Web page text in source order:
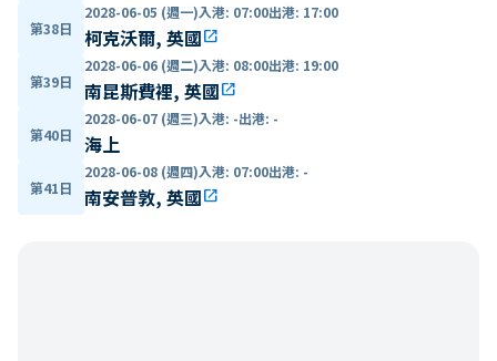
第38日
2028-06-05 (週一)入港: 07:00出港: 17:00
柯克沃爾, 英國open_in_new
第39日
2028-06-06 (週二)入港: 08:00出港: 19:00
南昆斯費裡, 英國open_in_new
第40日
2028-06-07 (週三)入港: -出港: -
海上
第41日
2028-06-08 (週四)入港: 07:00出港: -
南安普敦, 英國open_in_new